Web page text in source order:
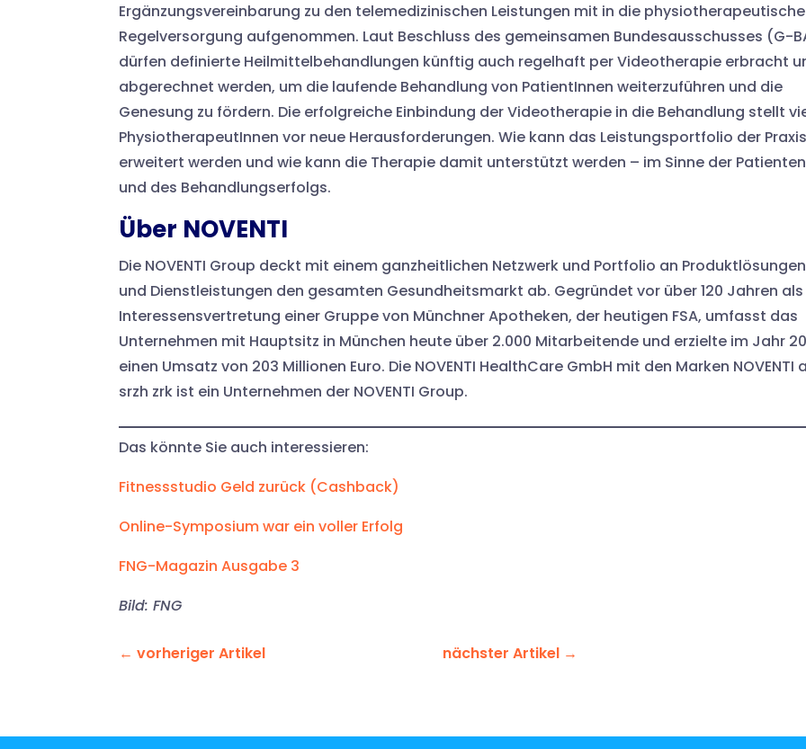
Ergänzungsvereinbarung zu den telemedizinischen Leistungen mit in die physiotherapeutische
Regelversorgung aufgenommen. Laut Beschluss des gemeinsamen Bundesausschusses (G-
dürfen definierte Heilmittelbehandlungen künftig auch regelhaft per Videotherapie erbracht
abgerechnet werden, um die laufende Behandlung von PatientInnen weiterzuführen und die
Genesung zu fördern. Die erfolgreiche Einbindung der Videotherapie in die Behandlung stellt
PhysiotherapeutInnen vor neue Herausforderungen. Wie kann das Leistungsportfolio der Praxis
erweitert werden und wie kann die Therapie damit unterstützt werden – im Sinne der Patienten
und des Behandlungserfolgs.
Über NOVENTI
Die NOVENTI Group deckt mit einem ganzheitlichen Netzwerk und Portfolio an Produktlösungen
und Dienstleistungen den gesamten Gesundheitsmarkt ab. Gegründet vor über 120 Jahren als
Interessensvertretung einer Gruppe von Münchner Apotheken, der heutigen FSA, umfasst das
Unternehmen mit Hauptsitz in München heute über 2.000 Mitarbeitende und erzielte im Jahr
einen Umsatz von 203 Millionen Euro. Die NOVENTI HealthCare GmbH mit den Marken NOVENTI
srzh zrk ist ein Unternehmen der NOVENTI Group.
Das könnte Sie auch interessieren:
Fitnessstudio Geld zurück (Cashback)
Online-Symposium war ein voller Erfolg
FNG-Magazin Ausgabe 3
Bild: FNG
← vorheriger Artikel nächster Artikel →